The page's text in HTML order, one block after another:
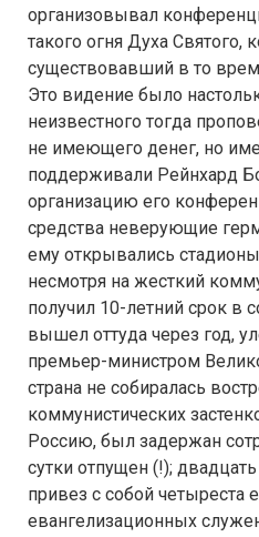
организовывал
такого огня Духа Святого,
существовавший в то
Это видение было
неизвестного тогда
не имеющего денег, но
поддерживали Рейнхард
организацию его
средства неверующие
ему открывались
несмотря на жесткий
получил 10-летний срок в
вышел оттуда через год,
премьер-министром
страна не собиралась
коммунистических
Россию, был задержан
сутки отпущен (!);
привез с собой четыреста
евангелизационных